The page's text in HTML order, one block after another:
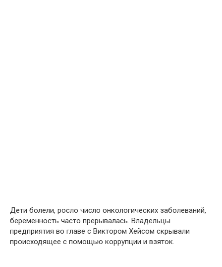
Дети болели, росло число онкологических заболеваний,
беременность часто прерывалась. Владельцы
предприятия во главе с Виктором Хейсом скрывали
происходящее с помощью коррупции и взяток.